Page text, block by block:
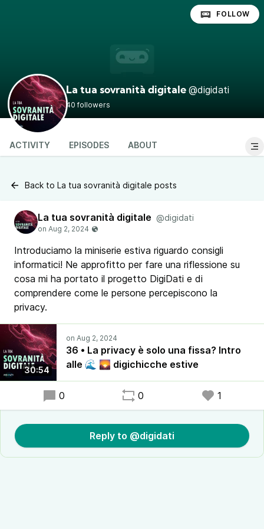
La tua sovranità digitale @digidati
40 followers
FOLLOW
ACTIVITY EPISODES ABOUT
Back to La tua sovranità digitale posts
La tua sovranità digitale @digidati
Introduciamo la miniserie estiva riguardo consigli
informatici! Ne approfitto per fare una riflessione su
cosa mi ha portato il progetto DigiDati e di
comprendere come le persone percepiscono la
privacy.
30:54
36 • La privacy è solo una fissa? Intro
alle 🌊 🌄 digichicche estive
0 0 1
Reply to @digidati